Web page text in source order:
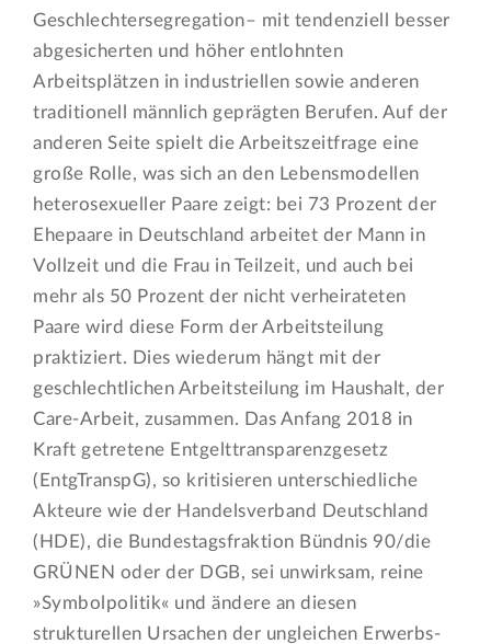
Geschlechtersegregation– mit tendenziell besser
abgesicherten und höher entlohnten
Arbeitsplätzen in industriellen sowie anderen
traditionell männlich geprägten Berufen. Auf der
anderen Seite spielt die Arbeitszeitfrage eine
große Rolle, was sich an den Lebensmodellen
heterosexueller Paare zeigt: bei 73 Prozent der
Ehepaare in Deutschland arbeitet der Mann in
Vollzeit und die Frau in Teilzeit, und auch bei
mehr als 50 Prozent der nicht verheirateten
Paare wird diese Form der Arbeitsteilung
praktiziert. Dies wiederum hängt mit der
geschlechtlichen Arbeitsteilung im Haushalt, der
Care-Arbeit, zusammen. Das Anfang 2018 in
Kraft getretene Entgelttransparenzgesetz
(EntgTranspG), so kritisieren unterschiedliche
Akteure wie der Handelsverband Deutschland
(HDE), die Bundestagsfraktion Bündnis 90/die
GRÜNEN oder der DGB, sei unwirksam, reine
»Symbolpolitik« und ändere an diesen
strukturellen Ursachen der ungleichen Erwerbs-